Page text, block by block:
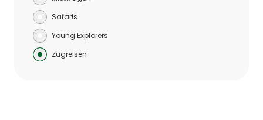
Safaris
Young Explorers
Zugreisen